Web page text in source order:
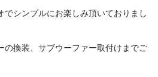
でシンプルにお楽しみ頂いておりまし
の換装、サブウーファー取付けまでご